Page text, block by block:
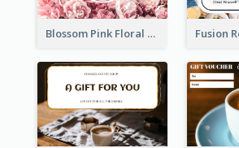
Blossom Pink Floral Photo Flower Shop Gift Card